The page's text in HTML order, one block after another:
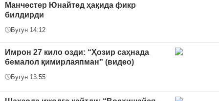
Манчестер Юнайтед ҳақида фикр
билдирди
Бугун 14:12
Имрон 27 кило озди: “Ҳозир саҳнада
бемалол қимирлаяпман” (видео)
Бугун 13:55